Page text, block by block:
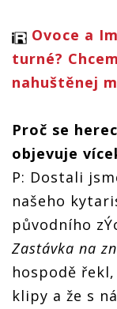
Ovoce a
turné?
nahuštěnej
Proč se
objevuje
P: Dostali
našeho
původního
Zastávka na
hospodě řekl,
klipy a že s